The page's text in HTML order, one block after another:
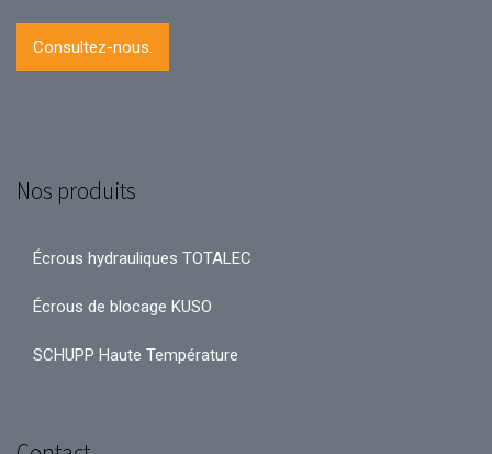
Consultez-nous.
Nos produits
Écrous hydrauliques TOTALEC
Écrous de blocage KUSO
SCHUPP Haute Température